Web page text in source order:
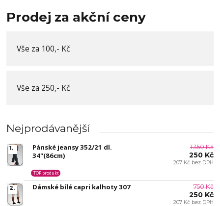
Prodej za akční ceny
Vše za 100,- Kč
Vše za 250,- Kč
Nejprodávanější
1.
Pánské jeansy 352/21 dl.
34''(86cm)
TOP produkt
1 350 Kč
250 Kč
207 Kč bez DPH
2. Dámské bílé capri kalhoty 307 750 Kč
250 Kč
207 Kč bez DPH